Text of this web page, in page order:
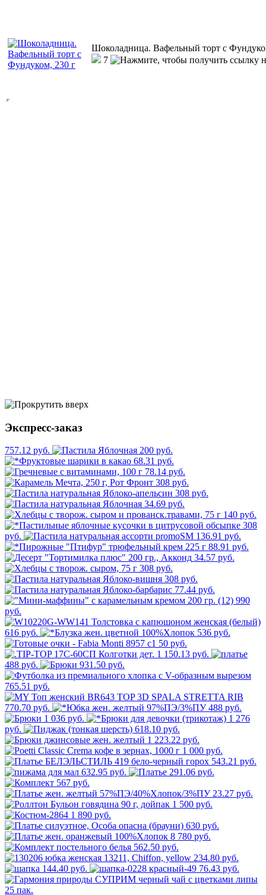
Шоколадница. Вафельный торт с
7
Экспресс-заказ
757.12 руб.
200 руб.
68.31 руб.
78.14 руб.
308 руб.
308 руб.
34.69 руб.
140 руб.
308
руб.
136.91 руб.
88.91 руб.
34.57 руб.
308 руб.
308 руб.
77.44 руб.
990
руб.
616 руб.
536 руб.
50 руб.
1 150.13 руб.
488 руб.
931.50 руб.
765.51 руб.
770.70 руб.
488 руб.
1 036 руб.
1 276
руб.
618.10 руб.
1 223.22 руб.
1 000 руб.
543.21 руб.
632.95 руб.
291.06 руб.
567 руб.
23.27 руб.
1 500 руб.
1 890 руб.
630 руб.
8 780 руб.
562.50 руб.
234.80 руб.
144.40 руб.
76.43 руб.